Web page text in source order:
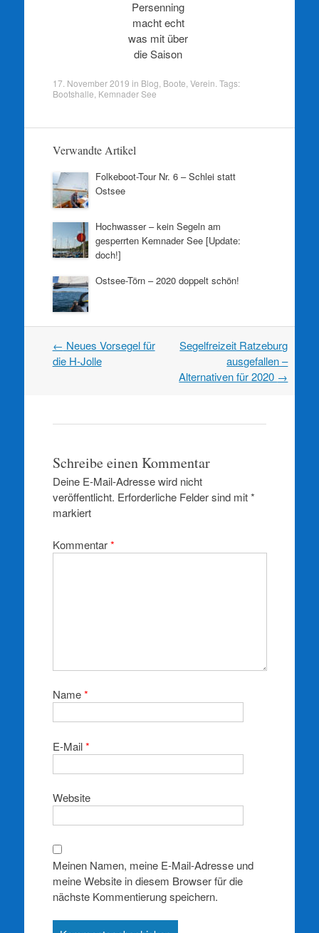
Persenning
macht echt
was mit über
die Saison
17. November 2019 in Blog Boote Verein . Tags:
Bootshalle Kemnader See
Verwandte Artikel
Folkeboot-Tour Nr. 6 – Schlei statt
Ostsee
Hochwasser – kein Segeln am
gesperrten Kemnader See [Update:
doch!]
Ostsee-Törn – 2020 doppelt schön!
Artikel
Navigation
← Neues Vorsegel für
die H-Jolle
Segelfreizeit Ratzeburg
ausgefallen –
Alternativen für 2020 →
Schreibe einen Kommentar
Deine E-Mail-Adresse wird nicht
veröffentlicht. Erforderliche Felder sind mit*
markiert
Kommentar*
Name*
E-Mail*
Website
Meinen Namen, meine E-Mail-Adresse und
meine Website in diesem Browser für die
nächste Kommentierung speichern.